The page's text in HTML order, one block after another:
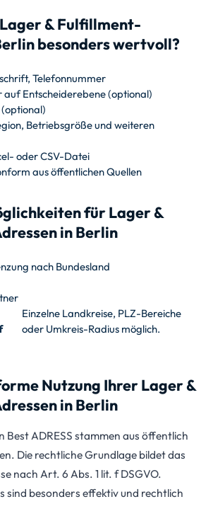
& Fulfillment-
besonders wertvoll?
Telefonnummer
Entscheiderebene (optional)
Betriebsgröße und weiteren
oder CSV-Datei
aus öffentlichen Quellen
für Lager &
in Berlin
nach Bundesland
Einzelne Landkreise, PLZ-Bereiche
oder Umkreis-Radius möglich.
Nutzung Ihrer Lager &
in Berlin
Best ADRESS stammen aus öffentlich
Die rechtliche Grundlage bildet das
nach Art. 6 Abs. 1 lit. f DSGVO.
sind besonders effektiv und rechtlich